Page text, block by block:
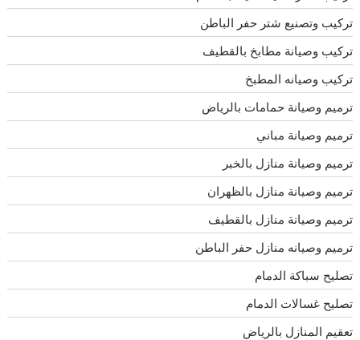
تركيب وتصنيع شتر حفر الباطن
تركيب وصيانة مطابخ بالقطيف
تركيب وصيانه المطبخ
ترميم وصيانة حمامات بالرياض
ترميم وصيانة مباني
ترميم وصيانة منازل بالخبر
ترميم وصيانة منازل بالظهران
ترميم وصيانة منازل بالقطيف
ترميم وصيانه منازل حفر الباطن
تصليح سباكة الدمام
تصليح غسالات الدمام
تعقيم المنازل بالرياض